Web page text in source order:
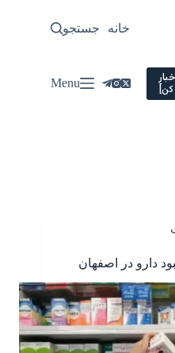
خانه سیاسی
جستجو
Menu
دارو در اصفهان